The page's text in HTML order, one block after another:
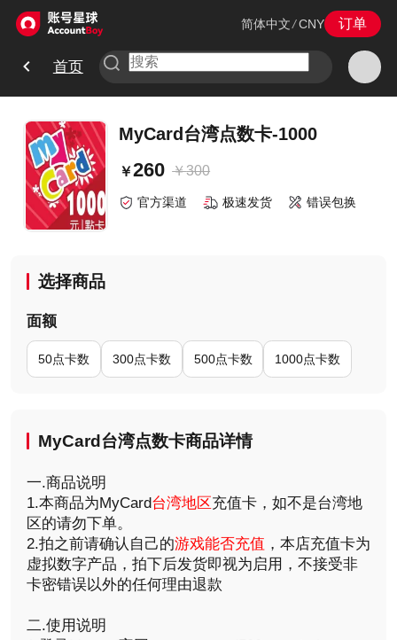
简体中文 /CNY 订单
首页
MyCard台湾点数卡-1000
￥260 ￥300
官方渠道 极速发货 错误包换
选择商品
面额
50点卡数 300点卡数 500点卡数 1000点卡数
MyCard台湾点数卡商品详情
一.商品说明
1.本商品为MyCard台湾地区充值卡，如不是台湾地
区的请勿下单。
2.拍之前请确认自己的游戏能否充值 ，本店充值卡为
虚拟数字产品，拍下后发货即视为启用，不接受非
卡密错误以外的任何理由退款
二.使用说明